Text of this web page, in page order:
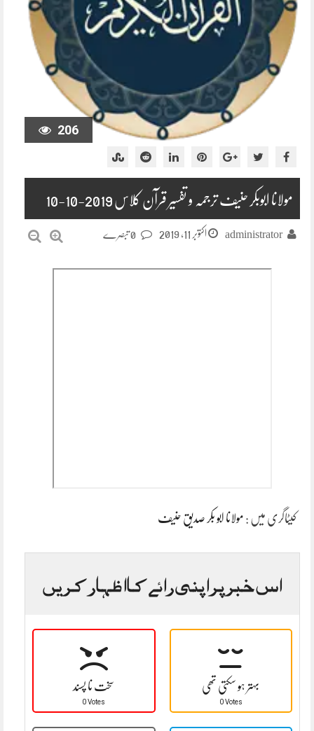
206
مولانا ابوبکر حنیف ترجمہ و تفسیر قرآن کلاس 2019-10-10
administrator اکتوبر 11, 2019
کیٹاگری میں : مولانا ابو بکر صدیق حنیف
اس خبر پر اپنی رائے کا اظہار کریں
سخت نا پسند
0 Votes
بہتر ہو سکتی تھی
0 Votes